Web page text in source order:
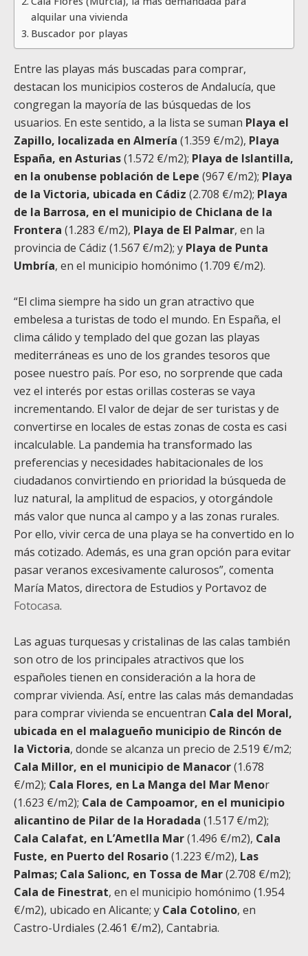
alquilar una vivienda
Buscador por playas
Entre las playas más buscadas para comprar,
destacan los municipios costeros de Andalucía, que
congregan la mayoría de las búsquedas de los
usuarios. En este sentido, a la lista se suman Playa el
Zapillo, localizada en Almería (1.359 €/m2), Playa
España, en Asturias(1.572 €/m2); Playa de Islantilla,
en la onubense población de Lepe (967 €/m2); Playa
de la Victoria, ubicada en Cádiz (2.708 €/m2); Playa
de la Barrosa, en el municipio de Chiclana de la
Frontera (1.283 €/m2), Playa de El Palmar, en la
provincia de Cádiz (1.567 €/m2); y Playa de Punta
Umbría, en el municipio homónimo (1.709 €/m2).
“El clima siempre ha sido un gran atractivo que
embelesa a turistas de todo el mundo. En España, el
clima cálido y templado del que gozan las playas
mediterráneas es uno de los grandes tesoros que
posee nuestro país. Por eso, no sorprende que cada
vez el interés por estas orillas costeras se vaya
incrementando. El valor de dejar de ser turistas y de
convertirse en locales de estas zonas de costa es casi
incalculable. La pandemia ha transformado las
preferencias y necesidades habitacionales de los
ciudadanos convirtiendo en prioridad la búsqueda de
luz natural, la amplitud de espacios, y otorgándole
más valor que nunca al campo y a las zonas rurales.
Por ello, vivir cerca de una playa se ha convertido en lo
más cotizado. Además, es una gran opción para evitar
pasar veranos excesivamente calurosos”, comenta
María Matos, directora de Estudios y Portavoz de
Fotocasa.
Las aguas turquesas y cristalinas de las calas también
son otro de los principales atractivos que los
españoles tienen en consideración a la hora de
comprar vivienda. Así, entre las calas más demandadas
para comprar vivienda se encuentran Cala del Moral,
ubicada en el malagueño municipio de Rincón de
la Victoria, donde se alcanza un precio de 2.519 €/m2;
Cala Millor, en el municipio de Manacor(1.678
€/m2); Cala Flores, en La Manga del Mar Menor
(1.623 €/m2); Cala de Campoamor, en el municipio
alicantino de Pilar de la Horadada (1.517 €/m2);
Cala Calafat, en L’Ametlla Mar(1.496 €/m2), Cala
Fuste, en Puerto del Rosario(1.223 €/m2), Las
Palmas; Cala Salionc, en Tossa de Mar(2.708 €/m2);
Cala de Finestrat, en el municipio homónimo (1.954
€/m2), ubicado en Alicante; y Cala Cotolino, en
Castro-Urdiales (2.461 €/m2), Cantabria.